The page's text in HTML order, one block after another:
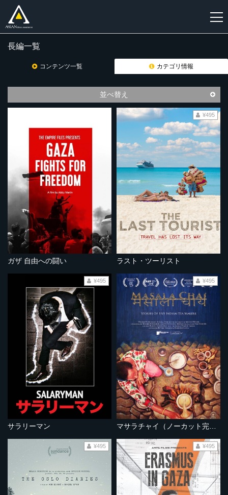
登
長編一覧
コンテンツ一覧 カテゴリ情報
並べ替え
ガザ 自由への闘い ラスト・ツーリスト
¥495
サラリーマン
¥495 ¥495
¥495 ¥495